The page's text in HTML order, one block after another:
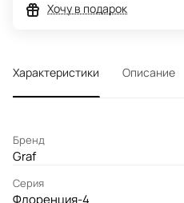
Хочу в подарок
Характеристики Описание
Бренд
Graf
Серия
Флоренция-4